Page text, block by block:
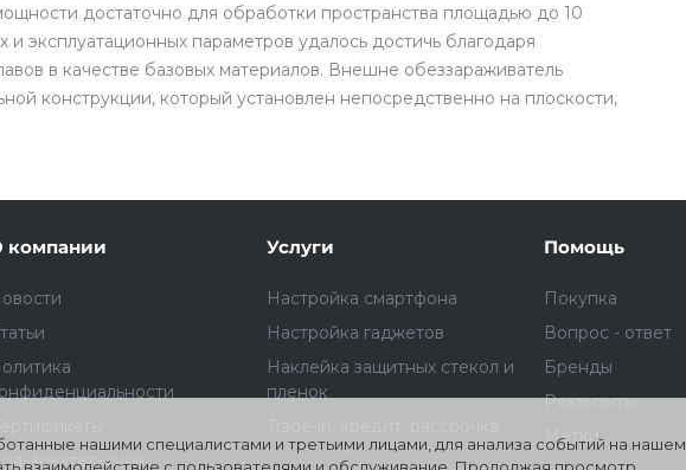
раз в 2 недели
достаточно для обработки пространства площадью до 10
эксплуатационных параметров удалось достичь благодаря
в качестве базовых материалов. Внешне обеззараживатель
конструкции, который установлен непосредственно на плоскости,
компании Услуги
Настройка смартфона
Настройка гаджетов
Наклейка защитных стекол и
пленок
Помощь
Покупка
Вопрос - ответ
Бренды
Реквизиты
Метки
нашими специалистами и третьими лицами, для анализа событий на нашем